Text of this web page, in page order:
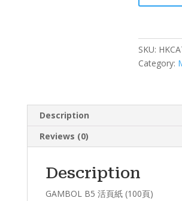
SKU:
Category:
Description
Reviews (0)
Description
GAMBOL B5 活頁紙 (100頁)